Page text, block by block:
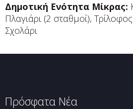
Δημοτική Ενότητα Μίκρας:
Πλαγιάρι (2 σταθμοί),
Σχολάρι
Πρόσφατα Νέα